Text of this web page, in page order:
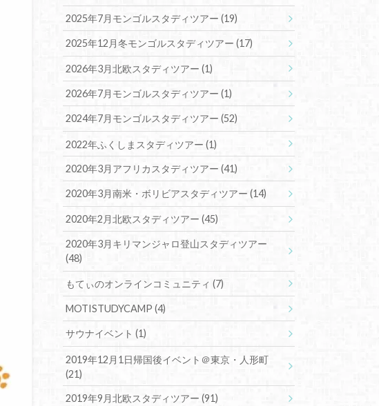
2025年7月モンゴルスタディツアー(19)
2025年12月冬モンゴルスタディツアー(17)
2026年3月北欧スタディツアー(1)
2026年7月モンゴルスタディツアー(1)
2024年7月モンゴルスタディツアー(52)
2022年ふくしまスタディツアー(1)
2020年3月アフリカスタディツアー(41)
2020年3月南米・ボリビアスタディツアー(14)
2020年2月北欧スタディツアー(45)
2020年3月キリマンジャロ登山スタディツアー
(48)
もてぃのオンラインコミュニティ(7)
MOTISTUDYCAMP(4)
サウナイベント(1)
2019年12月1日帰国後イベント＠東京・人形町
(21)
2019年9月北欧スタディツアー(91)